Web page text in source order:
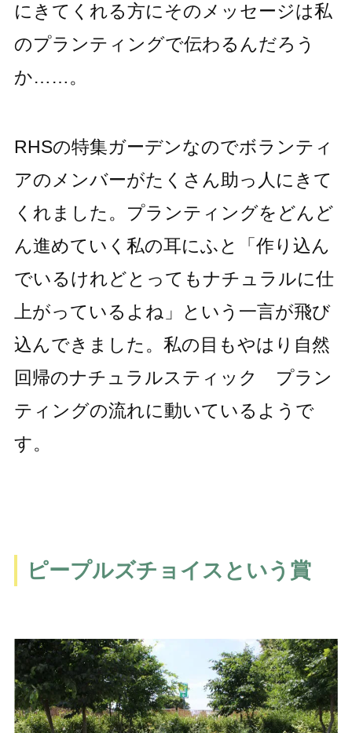
にきてくれる方にそのメッセージは私
のプランティングで伝わるんだろう
か……。
RHSの特集ガーデンなのでボランティ
アのメンバーがたくさん助っ人にきて
くれました。プランティングをどんど
ん進めていく私の耳にふと「作り込ん
でいるけれどとってもナチュラルに仕
上がっているよね」という一言が飛び
込んできました。私の目もやはり自然
回帰のナチュラルスティック プラン
ティングの流れに動いているようで
す。
ピープルズチョイスという賞